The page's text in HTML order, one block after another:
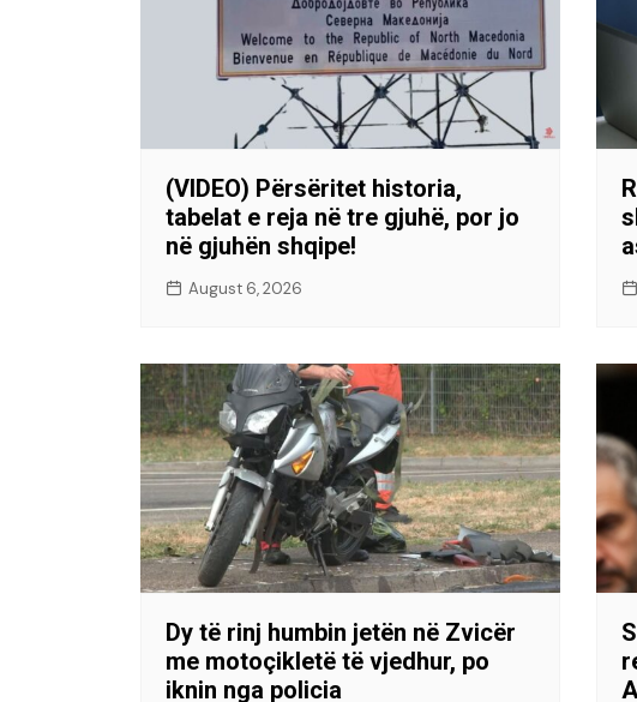
(VIDEO) Përsëritet historia,
tabelat e reja në tre gjuhë, por jo
në gjuhën shqipe!
August 6, 2026
Dy të rinj humbin jetën në Zvicër
me motoçikletë të vjedhur, po
iknin nga policia